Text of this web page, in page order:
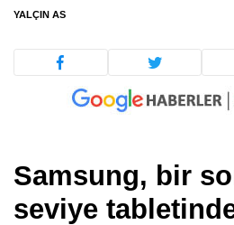
YALÇIN AS
Samsung, bir
seviye